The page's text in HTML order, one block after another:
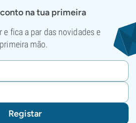
na tua primeira
e fica a par das novidades e
mão.
Registar